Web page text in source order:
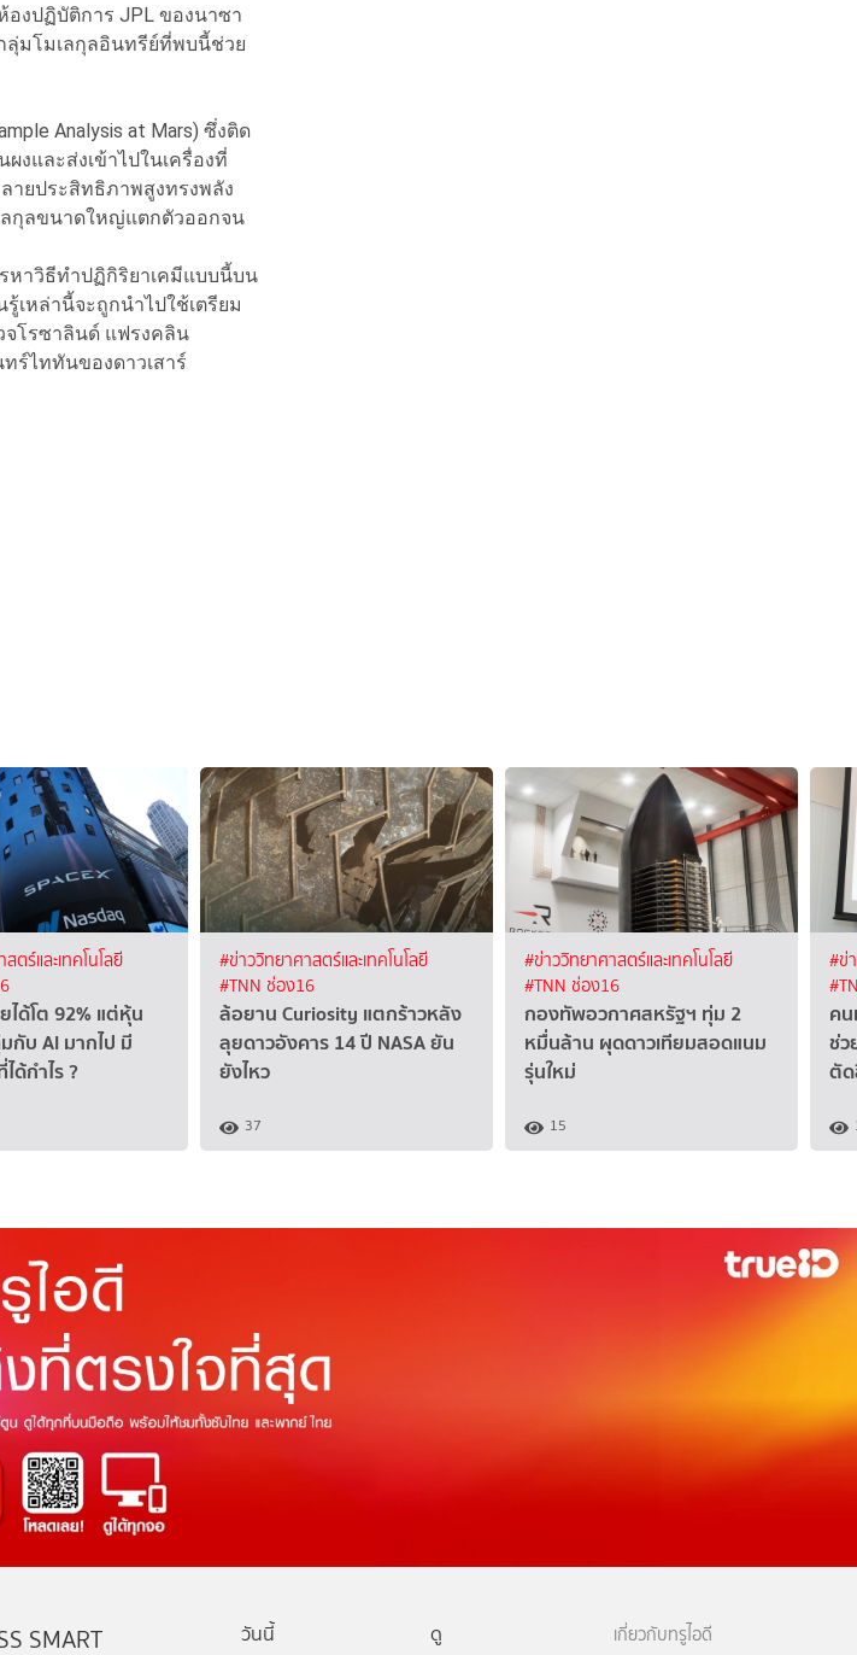
องปฏิบัติการ JPL ของนาซา
ลุ่มโมเลกุลอินทรีย์ที่พบนี้ช่วย
Analysis at Mars) ซึ่งติด
งและส่งเข้าไปในเครื่องที่
ลายประสิทธิภาพสูงทรงพลัง
เลกุลขนาดใหญ่แตกตัวออกจน
หาวิธีทำปฏิกิริยาเคมีแบบนี้บน
เหล่านี้จะถูกนำไปใช้เตรียม
จโรซาลินด์ แฟรงคลิน
ทร์ไททันของดาวเสาร์
ตร์และเทคโนโลยี
ได้โต 92% แต่หุ้น
กับ AI มากไป มี
ด้กำไร ?
#ข่าววิทยาศาสตร์และเทคโนโลยี
#TNN ช่อง16
ล้อยาน Curiosity แตกร้าวหลัง
ลุยดาวอังคาร 14 ปี NASA ยัน
ยังไหว
37
#ข่าววิทยาศาสตร์และเทคโนโลยี
#TNN ช่อง16
กองทัพอวกาศสหรัฐฯ ทุ่ม 2
หมื่นล้าน ผุดดาวเทียมสอดแนม
รุ่นใหม่
15
#ข่
คน
ช่ว
ตัด
SMART วันนี้ ดู เกี่ยวกับทรูไอดี